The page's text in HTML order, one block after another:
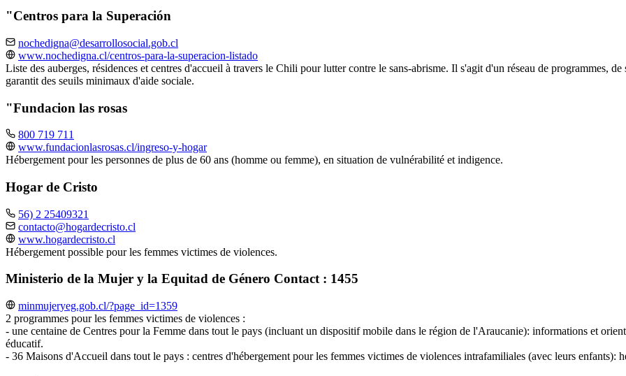
"Centros para la Superación
nochedigna@desarrollosocial.gob.cl
www.nochedigna.cl/centros-para-la-superacion-listado
Liste des auberges, résidences et centres d'accueil à travers le Chili pour lutter contre le sans-abrisme. Il s'agit d'un réseau de programmes,
garantit des seuils minimaux d'aide sociale.
"Fundacion las rosas
800 719 711
www.fundacionlasrosas.cl/ingreso-y-hogar
Hébergement pour les personnes de plus de 60 ans (homme ou femme), en situation de vulnérabilité et indigence.
Hogar de Cristo
56) 2 25409321
contacto@hogardecristo.cl
www.hogardecristo.cl
Hébergement possible pour les femmes victimes de violences.
Ministerio de la Mujer y la Equitad de Género Contact : 1455
minmujeryeg.gob.cl/?page_id=1359
2 programmes pour les femmes victimes de violences :
- une centaine de Centres pour la Femme dans tout le pays (incluant un dispositif mobile dans le région de l'Araucanie): informations et
éducatif.
- 36 Maisons d'Accueil dans tout le pays : centres d'hébergement pour les femmes victimes de violences intrafamiliales (avec leurs enfants):